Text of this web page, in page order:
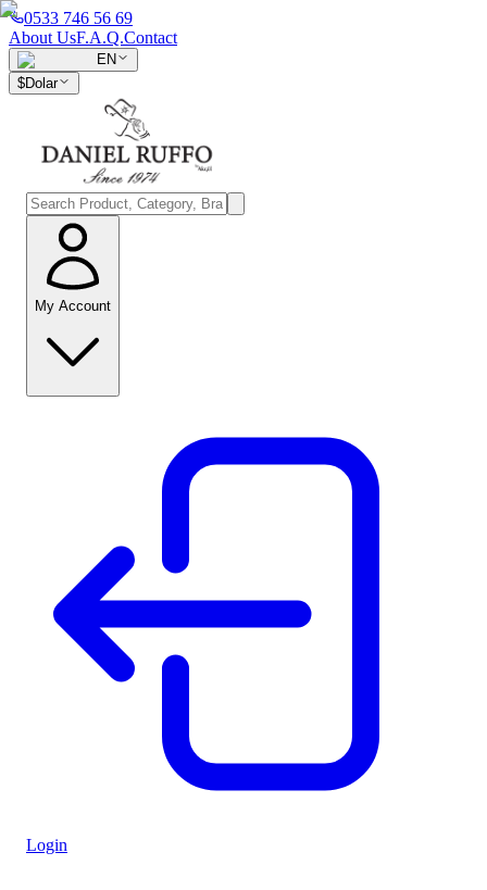
0533 746 56 69
About UsF.A.Q.Contact
EN
$Dolar
My Account
Login